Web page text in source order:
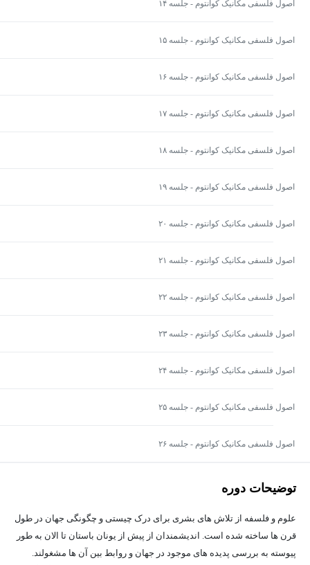
اصول فلسفی مکانیک کوانتوم - جلسه ۱۴
اصول فلسفی مکانیک کوانتوم - جلسه ۱۵
اصول فلسفی مکانیک کوانتوم - جلسه ۱۶
اصول فلسفی مکانیک کوانتوم - جلسه ۱۷
اصول فلسفی مکانیک کوانتوم - جلسه ۱۸
اصول فلسفی مکانیک کوانتوم - جلسه ۱۹
اصول فلسفی مکانیک کوانتوم - جلسه ۲۰
اصول فلسفی مکانیک کوانتوم - جلسه ۲۱
اصول فلسفی مکانیک کوانتوم - جلسه ۲۲
اصول فلسفی مکانیک کوانتوم - جلسه ۲۳
اصول فلسفی مکانیک کوانتوم - جلسه ۲۴
اصول فلسفی مکانیک کوانتوم - جلسه ۲۵
اصول فلسفی مکانیک کوانتوم - جلسه ۲۶
توضیحات دوره
علوم و فلسفه از تلاش های بشری برای درک چیستی و چگونگی جهان در طول
قرن ها ساخته شده است. اندیشمندان از پیش از یونان باستان تا الان به طور
پیوسته به بررسی پدیده های موجود در جهان و روابط بین آن ها مشغولند.